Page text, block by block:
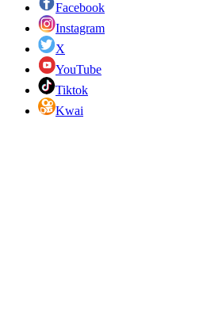
Facebook
Instagram
X
YouTube
Tiktok
Kwai